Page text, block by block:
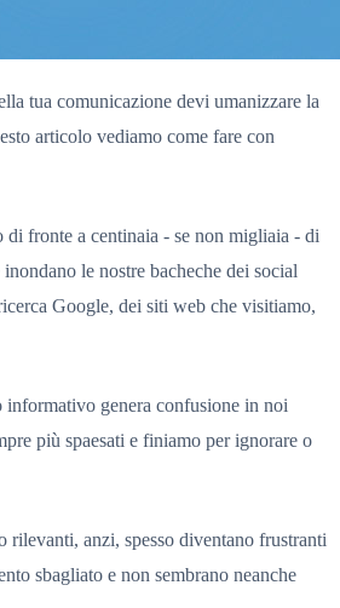
tua comunicazione devi umanizzare la
articolo vediamo come fare con
fronte a centinaia - se non migliaia - di
le nostre bacheche dei social
Google, dei siti web che visitiamo,
informativo genera confusione in noi
più spaesati e finiamo per ignorare o
rilevanti, anzi, spesso diventano frustranti
sbagliato e non sembrano neanche